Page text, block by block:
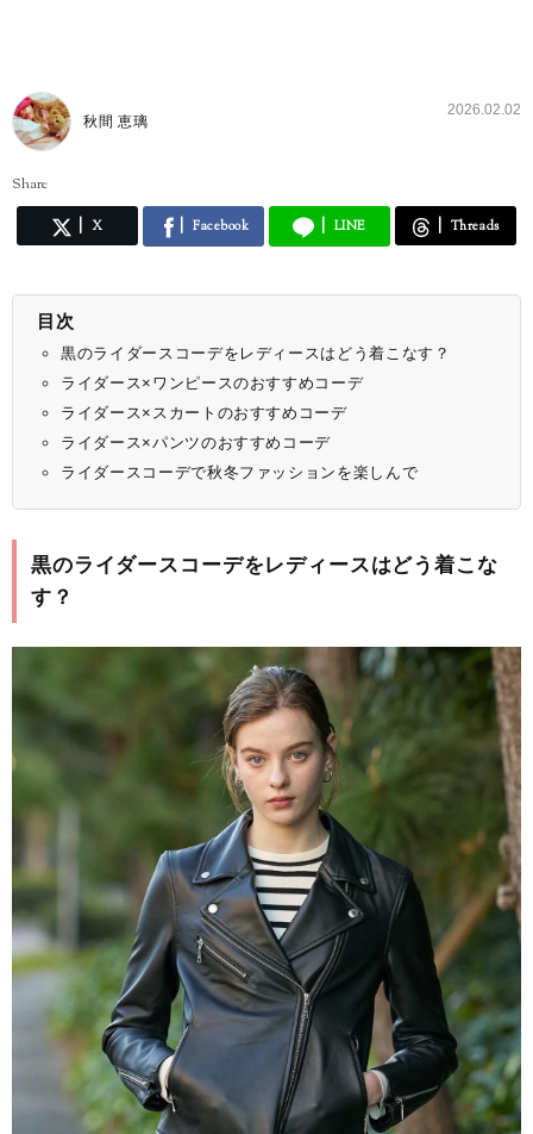
秋間 恵璃
2026.02.02
Share
X Facebook LINE Threads
目次
黒のライダースコーデをレディースはどう着こなす？
ライダース×ワンピースのおすすめコーデ
ライダース×スカートのおすすめコーデ
ライダース×パンツのおすすめコーデ
ライダースコーデで秋冬ファッションを楽しんで
黒のライダースコーデをレディースはどう着こな
す？